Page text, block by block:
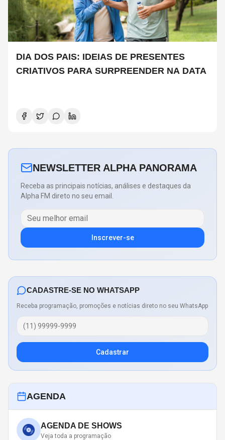
DIA DOS PAIS: IDEIAS DE PRESENTES
CRIATIVOS PARA SURPREENDER NA DATA
NEWSLETTER ALPHA PANORAMA
Receba as principais notícias, análises e destaques da
Alpha FM direto no seu email.
Inscrever-se
CADASTRE-SE NO WHATSAPP
Receba programação, promoções e notícias direto no seu WhatsApp
Cadastrar
AGENDA
AGENDA DE SHOWS
Veja toda a programação